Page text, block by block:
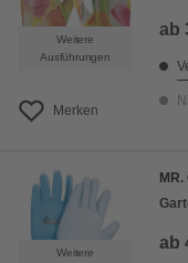
Weitere
Ausführungen
Merken
ab
Weitere
ab